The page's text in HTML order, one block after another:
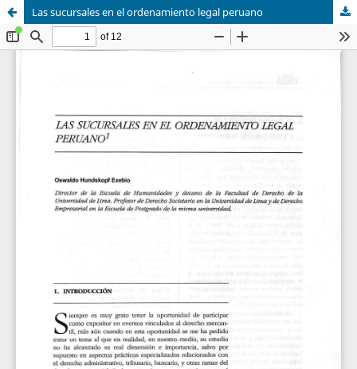
Las sucursales en el ordenamiento legal peruano